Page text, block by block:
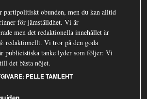
partipolitiskt obunden, men du kan alltid
för jämställdhet. Vi är
men det redaktionella innehållet är
redaktionellt. Vi tror på den goda
publicistiska tanke lyder som följer: Vi
det bästa nöjet.
PELLE TAMLEHT